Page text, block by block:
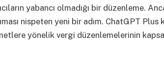
yabancı olmadığı bir düzenleme.
nispeten yeni bir adım. ChatGPT Plus
yönelik vergi düzenlemelerinin